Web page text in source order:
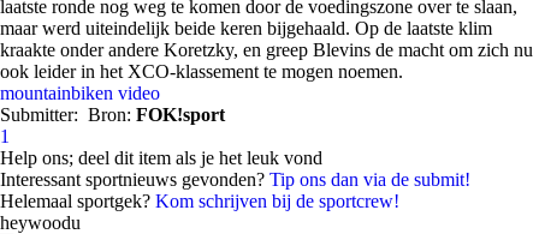
laatste ronde nog weg te komen door de voedingszone over te slaan,
maar werd uiteindelijk beide keren bijgehaald. Op de laatste klim
kraakte onder andere Koretzky, en greep Blevins de macht om zich nu
ook leider in het XCO-klassement te mogen noemen.
mountainbiken video
Submitter: Bron: FOK!sport
1
Help ons; deel dit item als je het leuk vond
Interessant sportnieuws gevonden? Tip ons dan via de submit!
Helemaal sportgek? Kom schrijven bij de sportcrew!
heywoodu